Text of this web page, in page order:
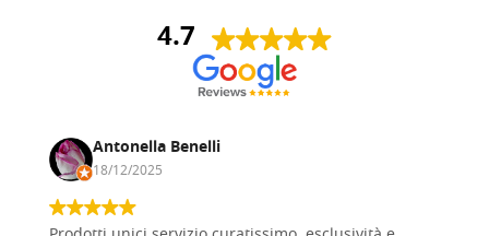
4.7
Antonella Benelli
18/12/2025